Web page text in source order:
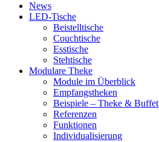
News
LED-Tische
Beistelltische
Couchtische
Esstische
Stehtische
Modulare Theke
Module im Überblick
Empfangstheken
Beispiele – Theke & Buffet
Referenzen
Funktionen
Individualisierung